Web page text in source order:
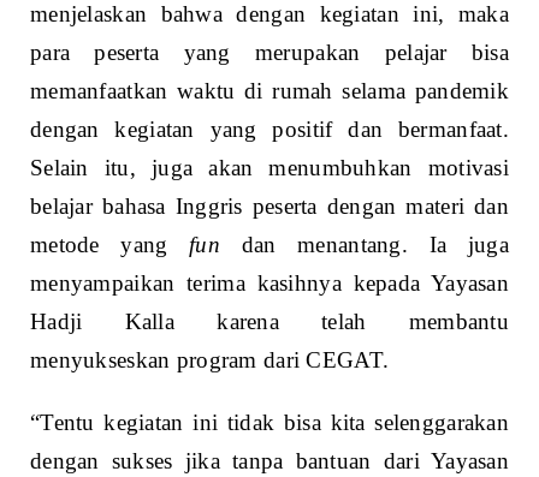
menjelaskan bahwa dengan kegiatan ini, maka
para peserta yang merupakan pelajar bisa
memanfaatkan waktu di rumah selama pandemik
dengan kegiatan yang positif dan bermanfaat.
Selain itu, juga akan menumbuhkan motivasi
belajar bahasa Inggris peserta dengan materi dan
metode yang fun dan menantang. Ia juga
menyampaikan terima kasihnya kepada Yayasan
Hadji Kalla karena telah membantu
menyukseskan program dari CEGAT.
“Tentu kegiatan ini tidak bisa kita selenggarakan
dengan sukses jika tanpa bantuan dari Yayasan